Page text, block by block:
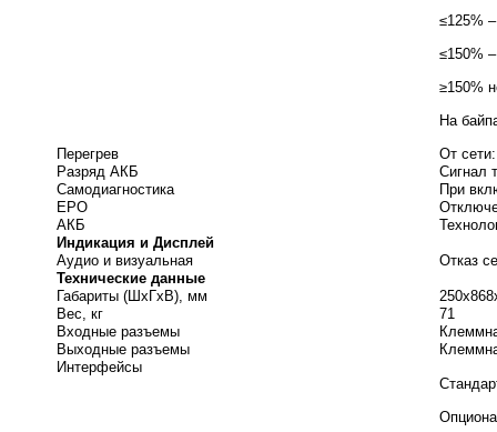
≤125%
≤150%
≥150%
На
Перегрев
От
Разряд АКБ
Сигнал
Самодиагностика
При
EPO
АКБ
Индикация и Дисплей
Аудио и визуальная
Отказ
Технические данные
Габариты (ШхГхВ), мм
Вес, кг
71
Входные разъемы
Выходные разъемы
Интерфейсы